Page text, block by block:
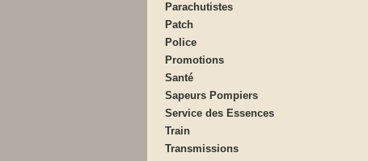
Parachutistes
Patch
Police
Promotions
Santé
Sapeurs Pompiers
Service des Essences
Train
Transmissions